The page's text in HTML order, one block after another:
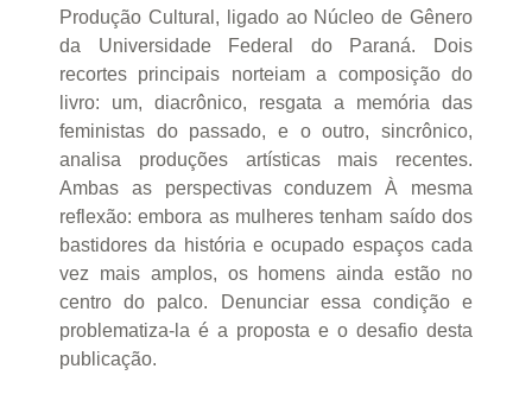
Produção Cultural, ligado ao Núcleo de Gênero
da Universidade Federal do Paraná. Dois
recortes principais norteiam a composição do
livro: um, diacrônico, resgata a memória das
feministas do passado, e o outro, sincrônico,
analisa produções artísticas mais recentes.
Ambas as perspectivas conduzem À mesma
reflexão: embora as mulheres tenham saído dos
bastidores da história e ocupado espaços cada
vez mais amplos, os homens ainda estão no
centro do palco. Denunciar essa condição e
problematiza-la é a proposta e o desafio desta
publicação.